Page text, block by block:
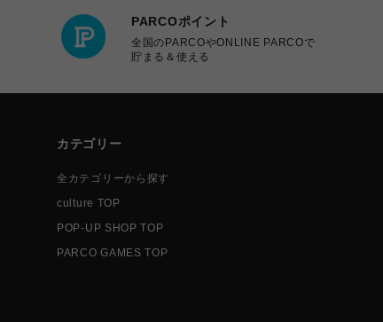
PARCOポイント
全国のPARCOやONLINE PARCOで
貯まる＆使える
カテゴリー
全カテゴリーから探す
culture TOP
POP-UP SHOP TOP
PARCO GAMES TOP